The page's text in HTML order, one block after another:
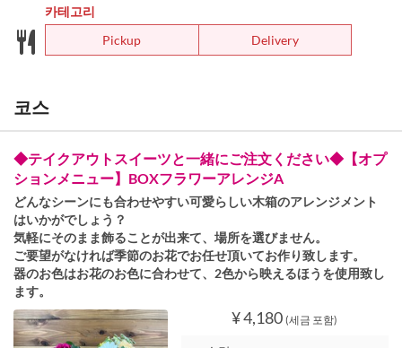
카테고리
Pickup
Delivery
코스
◆テイクアウトスイーツと一緒にご注文ください◆【オプ
ションメニュー】BOXフラワーアレンジA
どんなシーンにも合わせやすい可愛らしい木箱のアレンジメント
はいかがでしょう？
気軽にそのまま飾ることが出来て、場所を選びません。
ご要望がなければ季節のお花でお任せ頂いてお作り致します。
器のお色はお花のお色に合わせて、2色から映えるほうを使用致し
ます。
¥ 4,180 (세금 포함)